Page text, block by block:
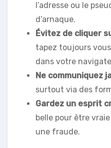
l’adresse ou le
d’arnaque.
Évitez de cliquer
tapez toujours
dans votre
Ne communiquez
surtout via des
Gardez un esprit
belle pour être
une fraude.